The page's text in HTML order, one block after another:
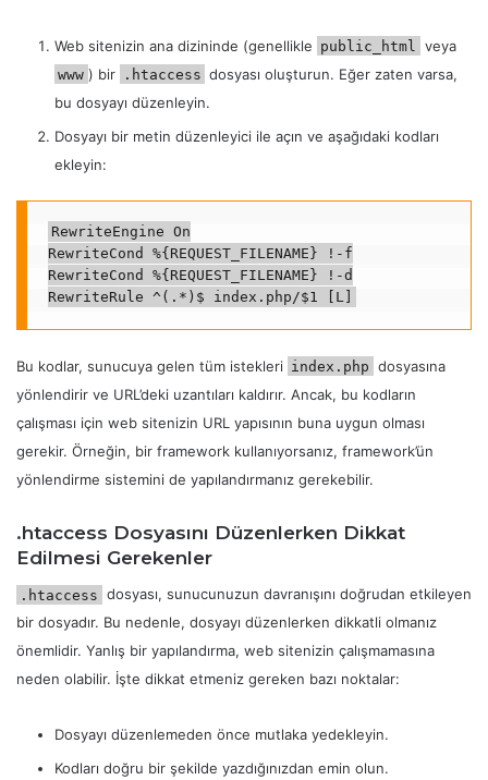
Web sitenizin ana dizininde (genellikle public_html veya
www ) bir .htaccess dosyası oluşturun. Eğer zaten varsa,
bu dosyayı düzenleyin.
Dosyayı bir metin düzenleyici ile açın ve aşağıdaki kodları
ekleyin:
RewriteEngine On
RewriteCond %{REQUEST_FILENAME} !-f
RewriteCond %{REQUEST_FILENAME} !-d
RewriteRule ^(.*)$ index.php/$1 [L]
Bu kodlar, sunucuya gelen tüm istekleri index.php dosyasına
yönlendirir ve URL’deki uzantıları kaldırır. Ancak, bu kodların
çalışması için web sitenizin URL yapısının buna uygun olması
gerekir. Örneğin, bir framework kullanıyorsanız, framework’ün
yönlendirme sistemini de yapılandırmanız gerekebilir.
.htaccess Dosyasını Düzenlerken Dikkat
Edilmesi Gerekenler
.htaccess dosyası, sunucunuzun davranışını doğrudan etkileyen
bir dosyadır. Bu nedenle, dosyayı düzenlerken dikkatli olmanız
önemlidir. Yanlış bir yapılandırma, web sitenizin çalışmamasına
neden olabilir. İşte dikkat etmeniz gereken bazı noktalar:
Dosyayı düzenlemeden önce mutlaka yedekleyin.
Kodları doğru bir şekilde yazdığınızdan emin olun.